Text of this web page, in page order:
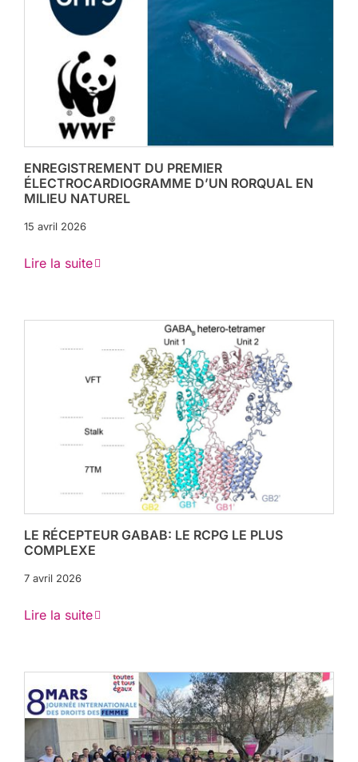
ENREGISTREMENT DU PREMIER
ÉLECTROCARDIOGRAMME D’UN RORQUAL EN
MILIEU NATUREL
15 avril 2026
Lire la suite
LE RÉCEPTEUR GABAB: LE RCPG LE PLUS
COMPLEXE
7 avril 2026
Lire la suite